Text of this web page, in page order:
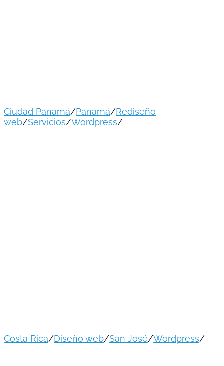
Ciudad Panamá/Panamá/Rediseño
web/Servicios/Wordpress/
Costa Rica/Diseño web/San José/Wordpress/